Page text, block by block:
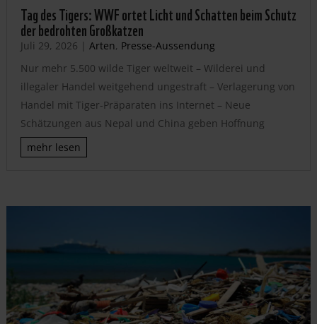
Tag des Tigers: WWF ortet Licht und Schatten beim Schutz
der bedrohten Großkatzen
Juli 29, 2026 | Arten, Presse-Aussendung
Nur mehr 5.500 wilde Tiger weltweit – Wilderei und
illegaler Handel weitgehend ungestraft – Verlagerung von
Handel mit Tiger-Präparaten ins Internet – Neue
Schätzungen aus Nepal und China geben Hoffnung
mehr lesen